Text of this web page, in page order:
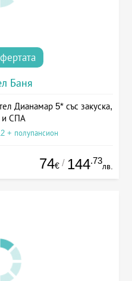
Баня
Дианамар 5* със закуска,
и СПА
+ полупансион
74€ / 144.73
лв.